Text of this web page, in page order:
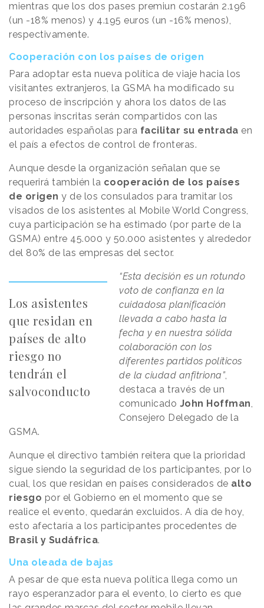
mientras que los dos pases premiun costarán 2.196
(un -18% menos) y 4.195 euros (un -16% menos),
respectivamente.
Cooperación con los países de origen
Para adoptar esta nueva política de viaje hacia los
visitantes extranjeros, la GSMA ha modificado su
proceso de inscripción y ahora los datos de las
personas inscritas serán compartidos con las
autoridades españolas para facilitar su entrada en
el país a efectos de control de fronteras.
Aunque desde la organización señalan que se
requerirá también la cooperación de los países
de origen y de los consulados para tramitar los
visados de los asistentes al Mobile World Congress,
cuya participación se ha estimado (por parte de la
GSMA) entre 45.000 y 50.000 asistentes y alrededor
del 80% de las empresas del sector.
Los asistentes
que residan en
países de alto
riesgo no
tendrán el
salvoconducto
“Esta decisión es un rotundo
voto de confianza en la
cuidadosa planificación
llevada a cabo hasta la
fecha y en nuestra sólida
colaboración con los
diferentes partidos políticos
de la ciudad anfitriona”,
destaca a través de un
comunicado John Hoffman,
Consejero Delegado de la
GSMA.
Aunque el directivo también reitera que la prioridad
sigue siendo la seguridad de los participantes, por lo
cual, los que residan en países considerados de alto
riesgo por el Gobierno en el momento que se
realice el evento, quedarán excluidos. A día de hoy,
esto afectaría a los participantes procedentes de
Brasil y Sudáfrica.
Una oleada de bajas
A pesar de que esta nueva política llega como un
rayo esperanzador para el evento, lo cierto es que